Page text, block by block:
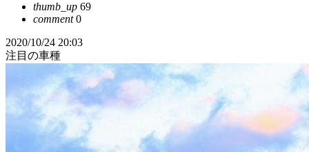
thumb_up 69
comment0
2020/10/24 20:03
注目の車種